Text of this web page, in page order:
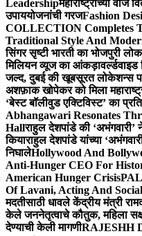
Leadershipमहाराष्ट्राच्या वीज
उपाययोजनांची गरजFashion
COLLECTION Completes
Traditional Style And
सिंगर सृष्टी भारती का भोजपुरी
मिलियन व्यूज का आंकड़ा
जल्द, दुबई की खूबसूरत लोकेशन्स
अशफ़ाक खोपेकर को मिला
‘बेस्ट बॉलीवुड एक्टिविस्ट’ का
Abhangawari Resonates
Hallराहुल देशपांडे की
कियाराहुल देशपांडे यांच्या
निघालेHollywood And
Anti-Hunger CEO For
American Hunger Crisis
Of Lavani, Acting And
मदतीसाठी धावले केंद्रीय मंत्री
केले जननेतृत्वाचे कौतुक, महिला
देण्याची केली मागणीRAJESHH